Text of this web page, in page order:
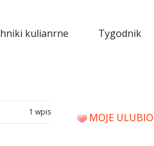
kulianrne Tygodnik
1 wpis MOJE